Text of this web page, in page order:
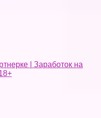
| Заработок на